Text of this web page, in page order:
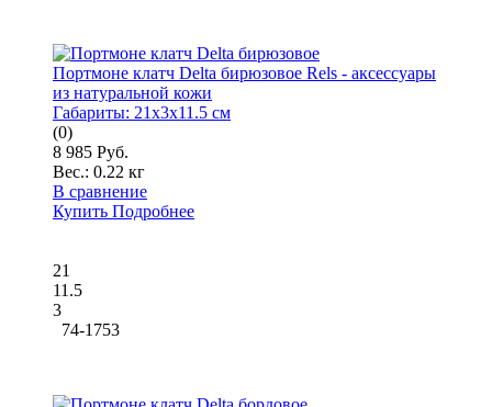
Портмоне клатч Delta бирюзовое Rels - аксессуары
из натуральной кожи
Габариты: 21x3x11.5 см
(0)
8 985 Руб.
Вес.: 0.22 кг
В сравнение
Купить Подробнее
21
11.5
3
74-1753